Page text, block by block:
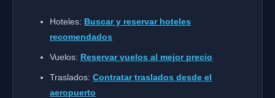
Hoteles: Buscar y reservar hoteles
recomendados
Vuelos: Reservar vuelos al mejor precio
Traslados: Contratar traslados desde el
aeropuerto